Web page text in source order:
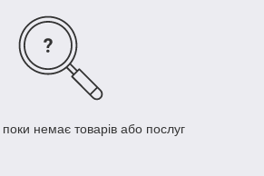
поки немає товарів або послуг